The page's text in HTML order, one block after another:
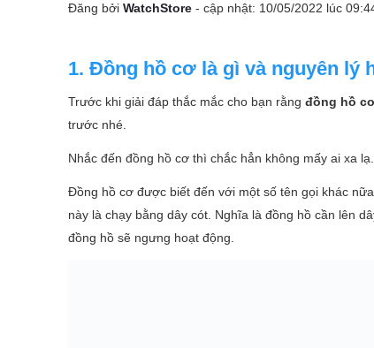
Đăng bởi WatchStore - cập nhật: 10/05/2022 lúc
1. Đồng hồ cơ là gì và nguyên lý
Trước khi giải đáp thắc mắc cho bạn rằng đồng hồ
trước nhé.
Nhắc đến đồng hồ cơ thì chắc hẳn không mấy ai xa
Đồng hồ cơ được biết đến với một số tên gọi khác
này là chạy bằng dây cót. Nghĩa là đồng hồ cần lên
đồng hồ sẽ ngưng hoạt động.